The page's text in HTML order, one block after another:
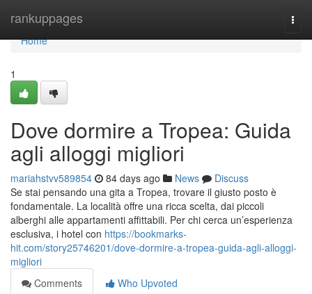
rankuppages
Home
Home
1
Dove dormire a Tropea: Guida
agli alloggi migliori
mariahstvv589854 84 days ago News
Discuss
Se stai pensando una gita a Tropea, trovare il giusto posto è
fondamentale. La località offre una ricca scelta, dai piccoli
alberghi alle appartamenti affittabili. Per chi cerca un’esperienza
esclusiva, i hotel con https://bookmarks-
hit.com/story25746201/dove-dormire-a-tropea-guida-agli-alloggi-
migliori
Comments
Who Upvoted